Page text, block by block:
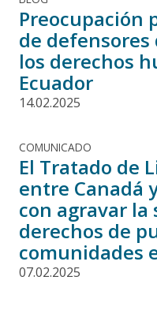
Preocupación
de
los derechos
Ecuador
14.02.2025
COMUNICADO
El Tratado de
entre Canadá
con agravar
derechos de
comunidades
07.02.2025